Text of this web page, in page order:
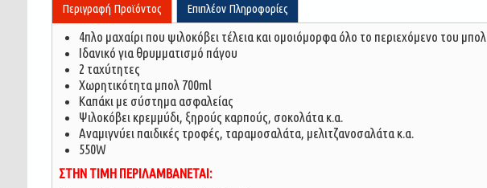
Περιγραφή Προϊόντος Επιπλέον Πληροφορίες
4πλο μαχαίρι που ψιλοκόβει τέλεια και ομοιόμορφα όλο το περιεχόμενο του μπολ
Ιδανικό για θρυμματισμό πάγου
2 ταχύτητες
Χωρητικότητα μπολ 700ml
Καπάκι με σύστημα ασφαλείας
Ψιλοκόβει κρεμμύδι, ξηρούς καρπούς, σοκολάτα κ.α.
Αναμιγνύει παιδικές τροφές, ταραμοσαλάτα, μελιτζανοσαλάτα κ.α.
550W
ΣΤΗΝ ΤΙΜΗ ΠΕΡΙΛΑΜΒΑΝΕΤΑΙ: